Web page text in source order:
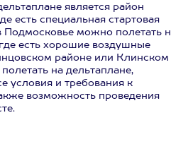
является район
есть специальная стартовая
Подмосковье можно полетать
есть хорошие воздушные
районе или Клинском
на дельтаплане,
условия и требования к
возможность проведения